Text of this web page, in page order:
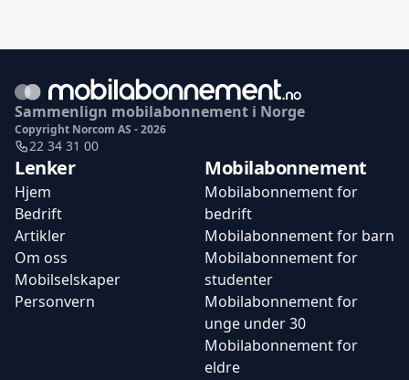
Sammenlign mobilabonnement i Norge
Copyright Norcom AS - 2026
22 34 31 00
Lenker
Hjem
Bedrift
Artikler
Om oss
Mobilselskaper
Personvern
Mobilabonnement
Mobilabonnement for
bedrift
Mobilabonnement for barn
Mobilabonnement for
studenter
Mobilabonnement for
unge under 30
Mobilabonnement for
eldre